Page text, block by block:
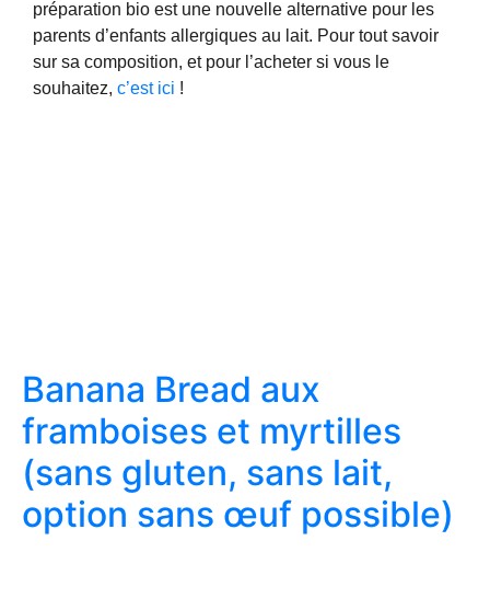
préparation bio est une nouvelle alternative pour les
parents d’enfants allergiques au lait. Pour tout savoir
sur sa composition, et pour l’acheter si vous le
souhaitez, c’est ici !
Banana Bread aux
framboises et myrtilles
(sans gluten, sans lait,
option sans œuf possible)